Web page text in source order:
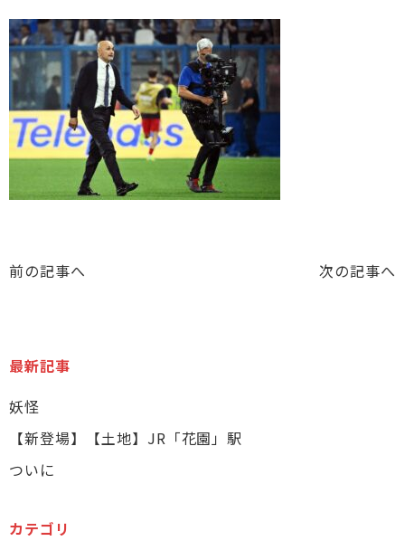
前の記事へ 次の記事へ
最新記事
妖怪
【新登場】【土地】JR「花園」駅
ついに
カテゴリ